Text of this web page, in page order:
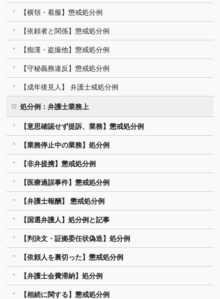
【横領・着服】懲戒処分例
【依頼者と関係】懲戒処分例
【痴漢・盗撮他】懲戒処分例
【守秘義務違反】懲戒処分例
【成年後見人】 弁護士戒処分例
処分例：弁護士業務上
【意思確認せず提訴、業務】懲戒処分例
【業務停止中の業務】処分例
【非弁提携】懲戒処分例
【医療過誤事件】懲戒処分例
【弁護士報酬】 懲戒処分例
【国選弁護人】処分例と記事
【判決文・証拠委任状偽造】処分例
【依頼人を裏切った】懲戒処分例
【弁護士会費滞納】処分例
【相続に関する】懲戒処分例